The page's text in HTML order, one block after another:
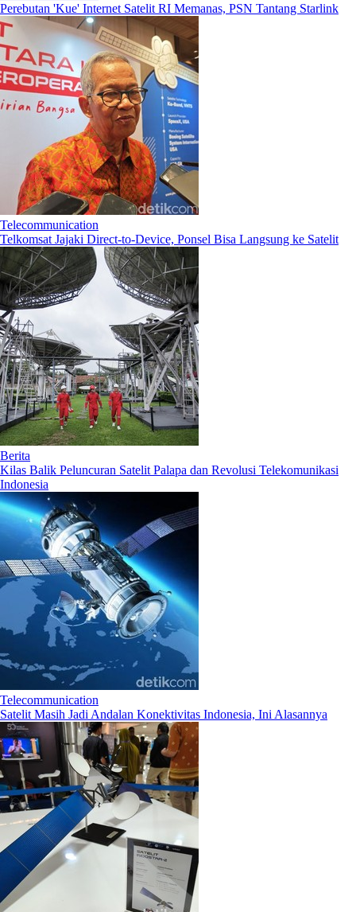
Perebutan 'Kue' Internet Satelit RI Memanas, PSN Tantang Starlink
Telecommunication
Telkomsat Jajaki Direct-to-Device, Ponsel Bisa Langsung ke Satelit
Berita
Kilas Balik Peluncuran Satelit Palapa dan Revolusi Telekomunikasi
Indonesia
Telecommunication
Satelit Masih Jadi Andalan Konektivitas Indonesia, Ini Alasannya